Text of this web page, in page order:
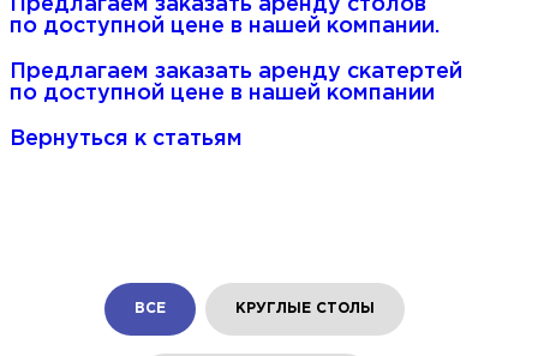
Предлагаем заказать аренду столов
по доступной цене в нашей компании.
Предлагаем заказать аренду скатертей
по доступной цене в нашей компании
Вернуться к статьям
ВСЕ КРУГЛЫЕ СТОЛЫ